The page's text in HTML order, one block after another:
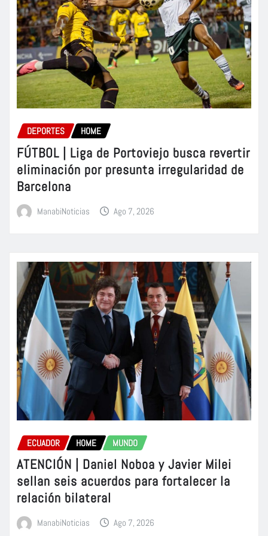
DEPORTES HOME
FÚTBOL | Liga de Portoviejo busca revertir
eliminación por presunta irregularidad de
Barcelona
ManabiNoticias Ago 7, 2026
ECUADOR HOME MUNDO
ATENCIÓN | Daniel Noboa y Javier Milei
sellan seis acuerdos para fortalecer la
relación bilateral
ManabiNoticias Ago 7, 2026